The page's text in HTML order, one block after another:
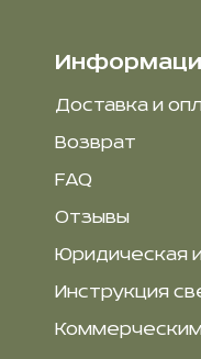
Доставка и
Возврат
FAQ
Отзывы
Юридическая
Инструкция